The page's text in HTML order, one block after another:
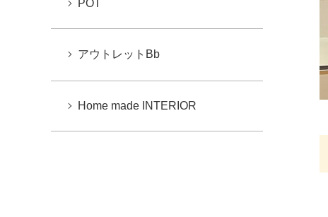
POT
アウトレットBb
Home made INTERIOR